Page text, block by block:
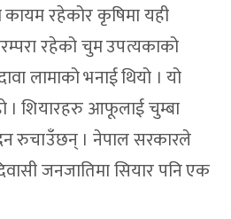
कायम रहेकोर कृषिमा यही
रहेको चुम उपत्यकाको
लामाको भनाई थियो । यो
। शियारहरु आफूलाई चुम्बा
रुचाउँछन् । नेपाल सरकारले
जनजातिमा सियार पनि एक